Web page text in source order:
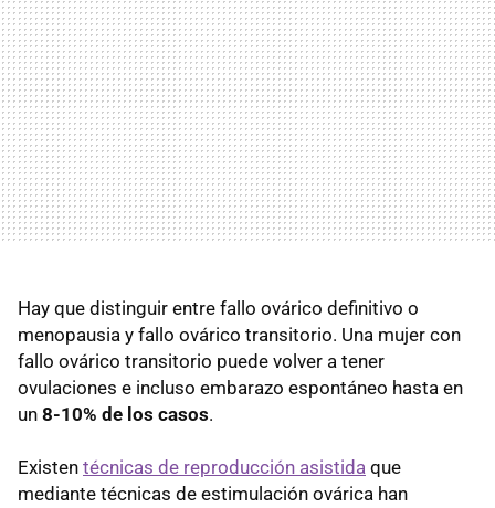
Hay que distinguir entre fallo ovárico definitivo o
menopausia y fallo ovárico transitorio. Una mujer con
fallo ovárico transitorio puede volver a tener
ovulaciones e incluso embarazo espontáneo hasta en
un 8-10% de los casos.
Existen técnicas de reproducción asistida que
mediante técnicas de estimulación ovárica han